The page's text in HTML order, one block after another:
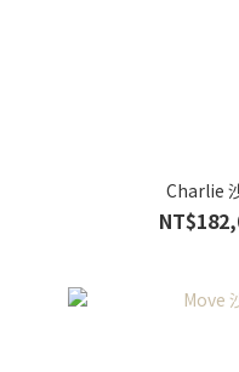
Charlie